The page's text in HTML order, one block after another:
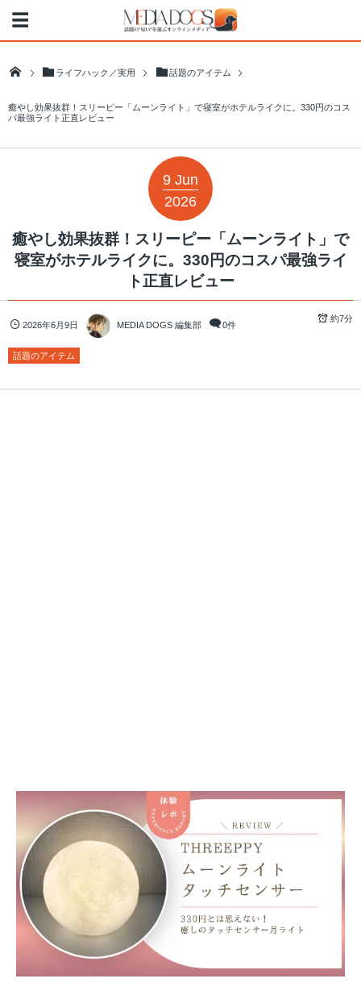
ライフハック／実用 話題のアイテム
癒やし効果抜群！スリーピー「ムーンライト」で寝室がホテルライクに。330円のコス
パ最強ライト正直レビュー
9 Jun
2026
癒やし効果抜群！スリーピー「ムーンライト」で
寝室がホテルライクに。330円のコスパ最強ライ
ト正直レビュー
2026年6月9日 MEDIA DOGS 編集部 0件
約7分
話題のアイテム